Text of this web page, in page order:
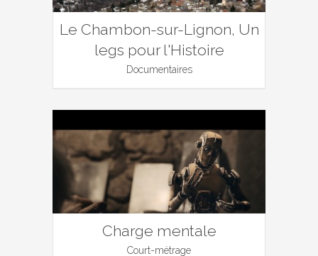
Le Chambon-sur-Lignon, Un
legs pour l'Histoire
Documentaires
Charge mentale
Court-métrage